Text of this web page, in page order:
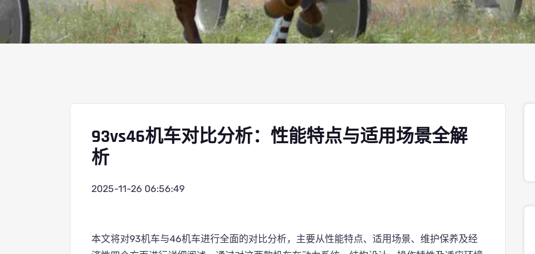
93vs46机车对比分析：性能特点与适用场景全解
析
2025-11-26 06:56:49
本文将对93机车与46机车进行全面的对比分析，主要从性能特点、适用场景、维护保养及经